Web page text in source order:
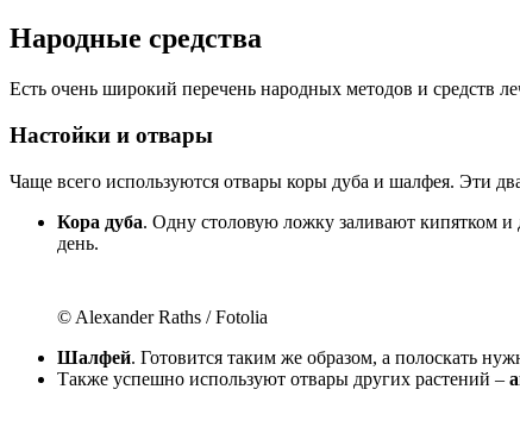
Народные средства
Есть очень широкий перечень народных методов и средств
Настойки и отвары
Чаще всего используются отвары коры дуба и шалфея. Эти
Кора дуба. Одну столовую ложку заливают кипятком
день.
© Alexander Raths / Fotolia
Шалфей. Готовится таким же образом, а полоскать
Также успешно используют отвары других растений –